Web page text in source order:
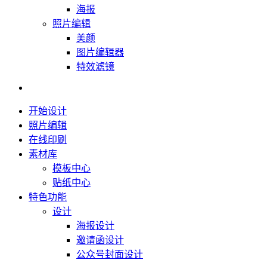
海报
照片编辑
美颜
图片编辑器
特效滤镜
开始设计
照片编辑
在线印刷
素材库
模板中心
贴纸中心
特色功能
设计
海报设计
邀请函设计
公众号封面设计